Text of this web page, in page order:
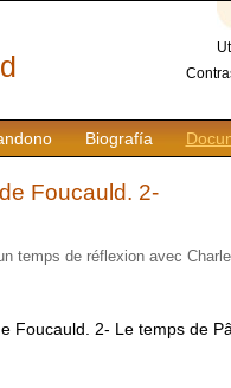
Biografía
Foucauld. 2-
temps de réflexion avec
Foucauld. 2- Le temps de